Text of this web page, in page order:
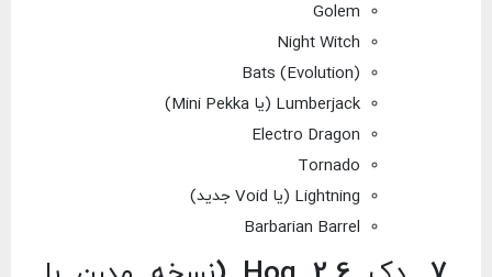
Golem
Night Witch
Bats (Evolution)
Lumberjack (یا Mini Pekka)
Electro Dragon
Tornado
Lightning (یا Void جدید)
Barbarian Barrel